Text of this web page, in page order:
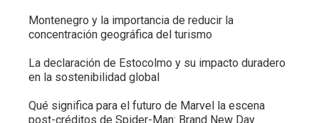
Montenegro y la importancia de reducir la
concentración geográfica del turismo
La declaración de Estocolmo y su impacto duradero
en la sostenibilidad global
Qué significa para el futuro de Marvel la escena
post-créditos de Spider-Man: Brand New Day